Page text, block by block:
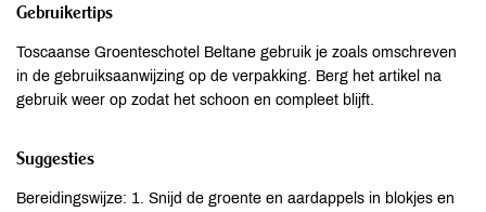
Gebruikertips
Toscaanse Groenteschotel Beltane gebruik je zoals omschreven
in de gebruiksaanwijzing op de verpakking. Berg het artikel na
gebruik weer op zodat het schoon en compleet blijft.
Suggesties
Bereidingswijze: 1. Snijd de groente en aardappels in blokjes en